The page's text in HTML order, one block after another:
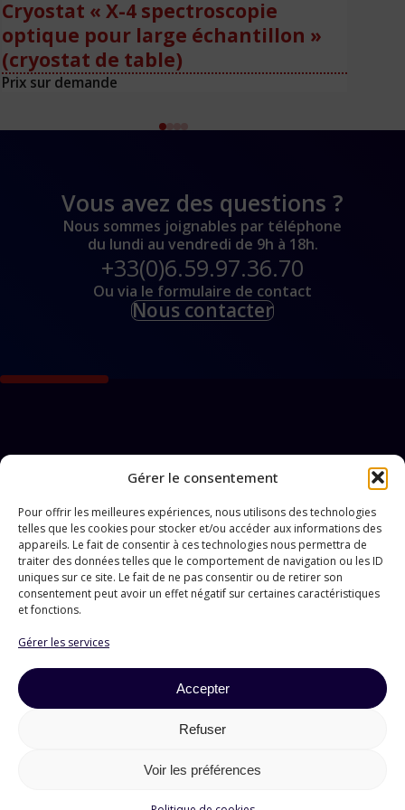
Gérer le consentement
Pour offrir les meilleures expériences, nous utilisons des technologies
telles que les cookies pour stocker et/ou accéder aux informations des
appareils. Le fait de consentir à ces technologies nous permettra de
traiter des données telles que le comportement de navigation ou les ID
uniques sur ce site. Le fait de ne pas consentir ou de retirer son
consentement peut avoir un effet négatif sur certaines caractéristiques
et fonctions.
Gérer les services
Accepter
Refuser
Voir les préférences
Cryostat « X-4 spectroscopie
optique pour large échantillon »
(cryostat de table)
Prix sur demande
Vous avez des questions ?
Nous sommes joignables par téléphone
du lundi au vendredi de 9h à 18h.
+33(0)6.59.97.36.70
Ou via le formulaire de contact
Nous contacter
256 chemin de la Bonde
13120 Gardanne - FR
du lundi au vendredi
de 9h à 18h
+33(0)6.59.97.36.70
info@gensurf.fr
Composants CF
Composants KF
Enceintes
Hublots
déplacement